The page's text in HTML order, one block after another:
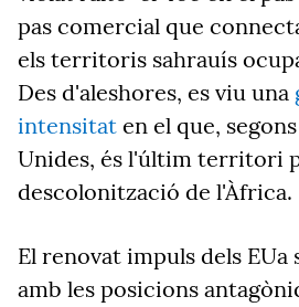
pas comercial que
els territoris sahrauís
Des d'aleshores, es viu una
intensitat en el que,
Unides, és l'últim territori
descolonització de l'Àfrica.
El renovat impuls dels EUa
amb les posicions